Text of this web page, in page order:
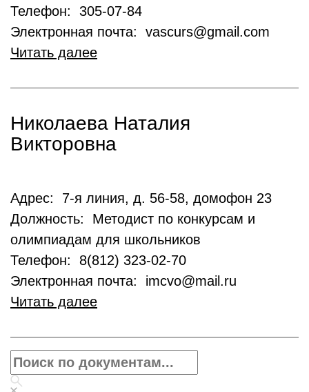
Телефон: 305-07-84
Электронная почта: vascurs@gmail.com
Читать далее
Николаева Наталия
Викторовна
Адрес: 7-я линия, д. 56-58, домофон 23
Должность: Методист по конкурсам и
олимпиадам для школьников
Телефон: 8(812) 323-02-70
Электронная почта: imcvo@mail.ru
Читать далее